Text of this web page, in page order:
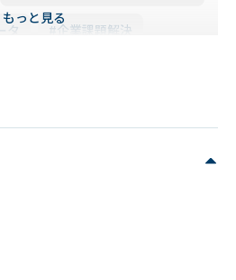
タ #企業課題解決
もっと見る